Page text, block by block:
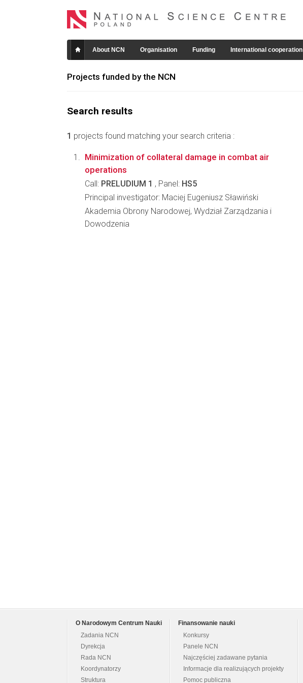
About NCN Organisation Funding International cooperation
Projects funded by the NCN
Search results
1 projects found matching your search criteria :
Minimization of collateral damage in combat air
operations
Call: PRELUDIUM 1 , Panel: HS5
Principal investigator: Maciej Eugeniusz Sławiński
Akademia Obrony Narodowej, Wydział Zarządzania i
Dowodzenia
O Narodowym Centrum Nauki
Zadania NCN
Dyrekcja
Rada NCN
Koordynatorzy
Struktura
Finansowanie nauki
Konkursy
Panele NCN
Najczęściej zadawane pytania
Informacje dla realizujących projekty
Pomoc publiczna